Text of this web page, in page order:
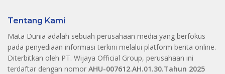
Tentang Kami
Mata Dunia adalah sebuah perusahaan media yang berfokus
pada penyediaan informasi terkini melalui platform berita online.
Diterbitkan oleh PT. Wijaya Official Group, perusahaan ini
terdaftar dengan nomor AHU-007612.AH.01.30.Tahun 2025